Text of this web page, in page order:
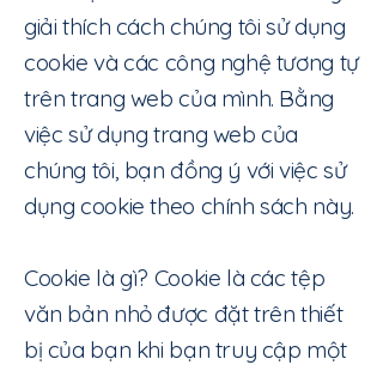
giải thích cách chúng tôi sử dụng
cookie và các công nghệ tương tự
trên trang web của mình. Bằng
việc sử dụng trang web của
chúng tôi, bạn đồng ý với việc sử
dụng cookie theo chính sách này.
Cookie là gì? Cookie là các tệp
văn bản nhỏ được đặt trên thiết
bị của bạn khi bạn truy cập một